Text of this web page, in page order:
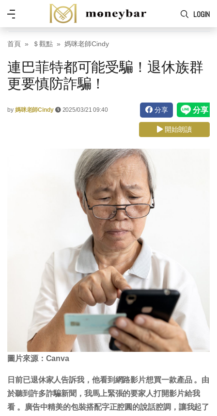
Skip to main content
LOGIN
功
能
表
首頁 ＄觀點 媽咪老師Cindy
連巴菲特都可能受騙！退休族群
更要慎防詐騙！
by 媽咪老師Cindy 2025/03/21 09:40 分享
開始朗讀
圖片來源：Canva
日前已退休家人告訴我，他看到網路影片想買一款產品 。由
於聽到許多詐騙新聞，我馬上緊張的要家人打開影片給我
看 。廣告中精美的包裝搭配字正腔圓的說話腔調，讓我起了